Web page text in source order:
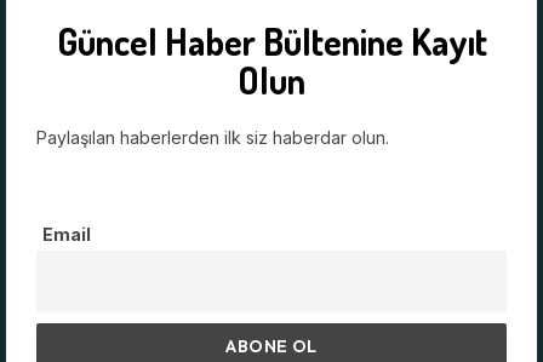
Güncel Haber Bültenine Kayıt
Olun
Paylaşılan haberlerden ilk siz haberdar olun.
Email